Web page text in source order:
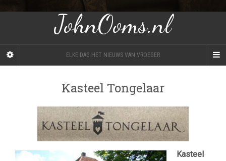
JohnOoms.nl
ELKE DAG HET NIEUWS VAN VROEGER
Kasteel Tongelaar
Kasteel